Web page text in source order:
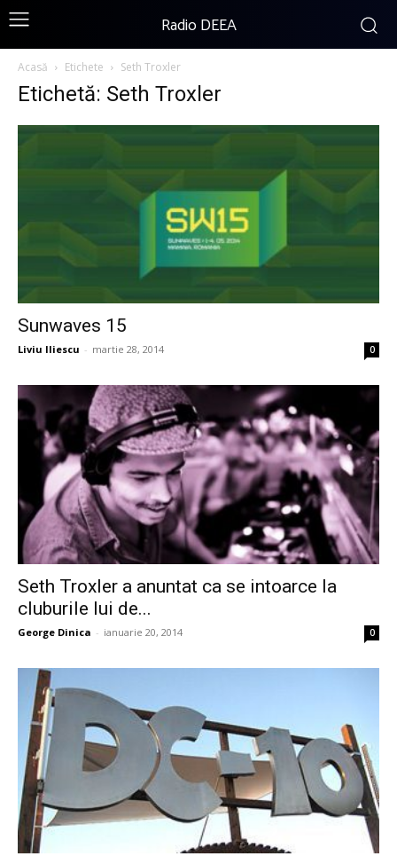
Radio DEEA
Acasă Etichete Seth Troxler
Etichetă: Seth Troxler
Sunwaves 15
Liviu Iliescu - martie 28, 2014 0
Seth Troxler a anuntat ca se intoarce la
cluburile lui de...
George Dinica - ianuarie 20, 2014 0